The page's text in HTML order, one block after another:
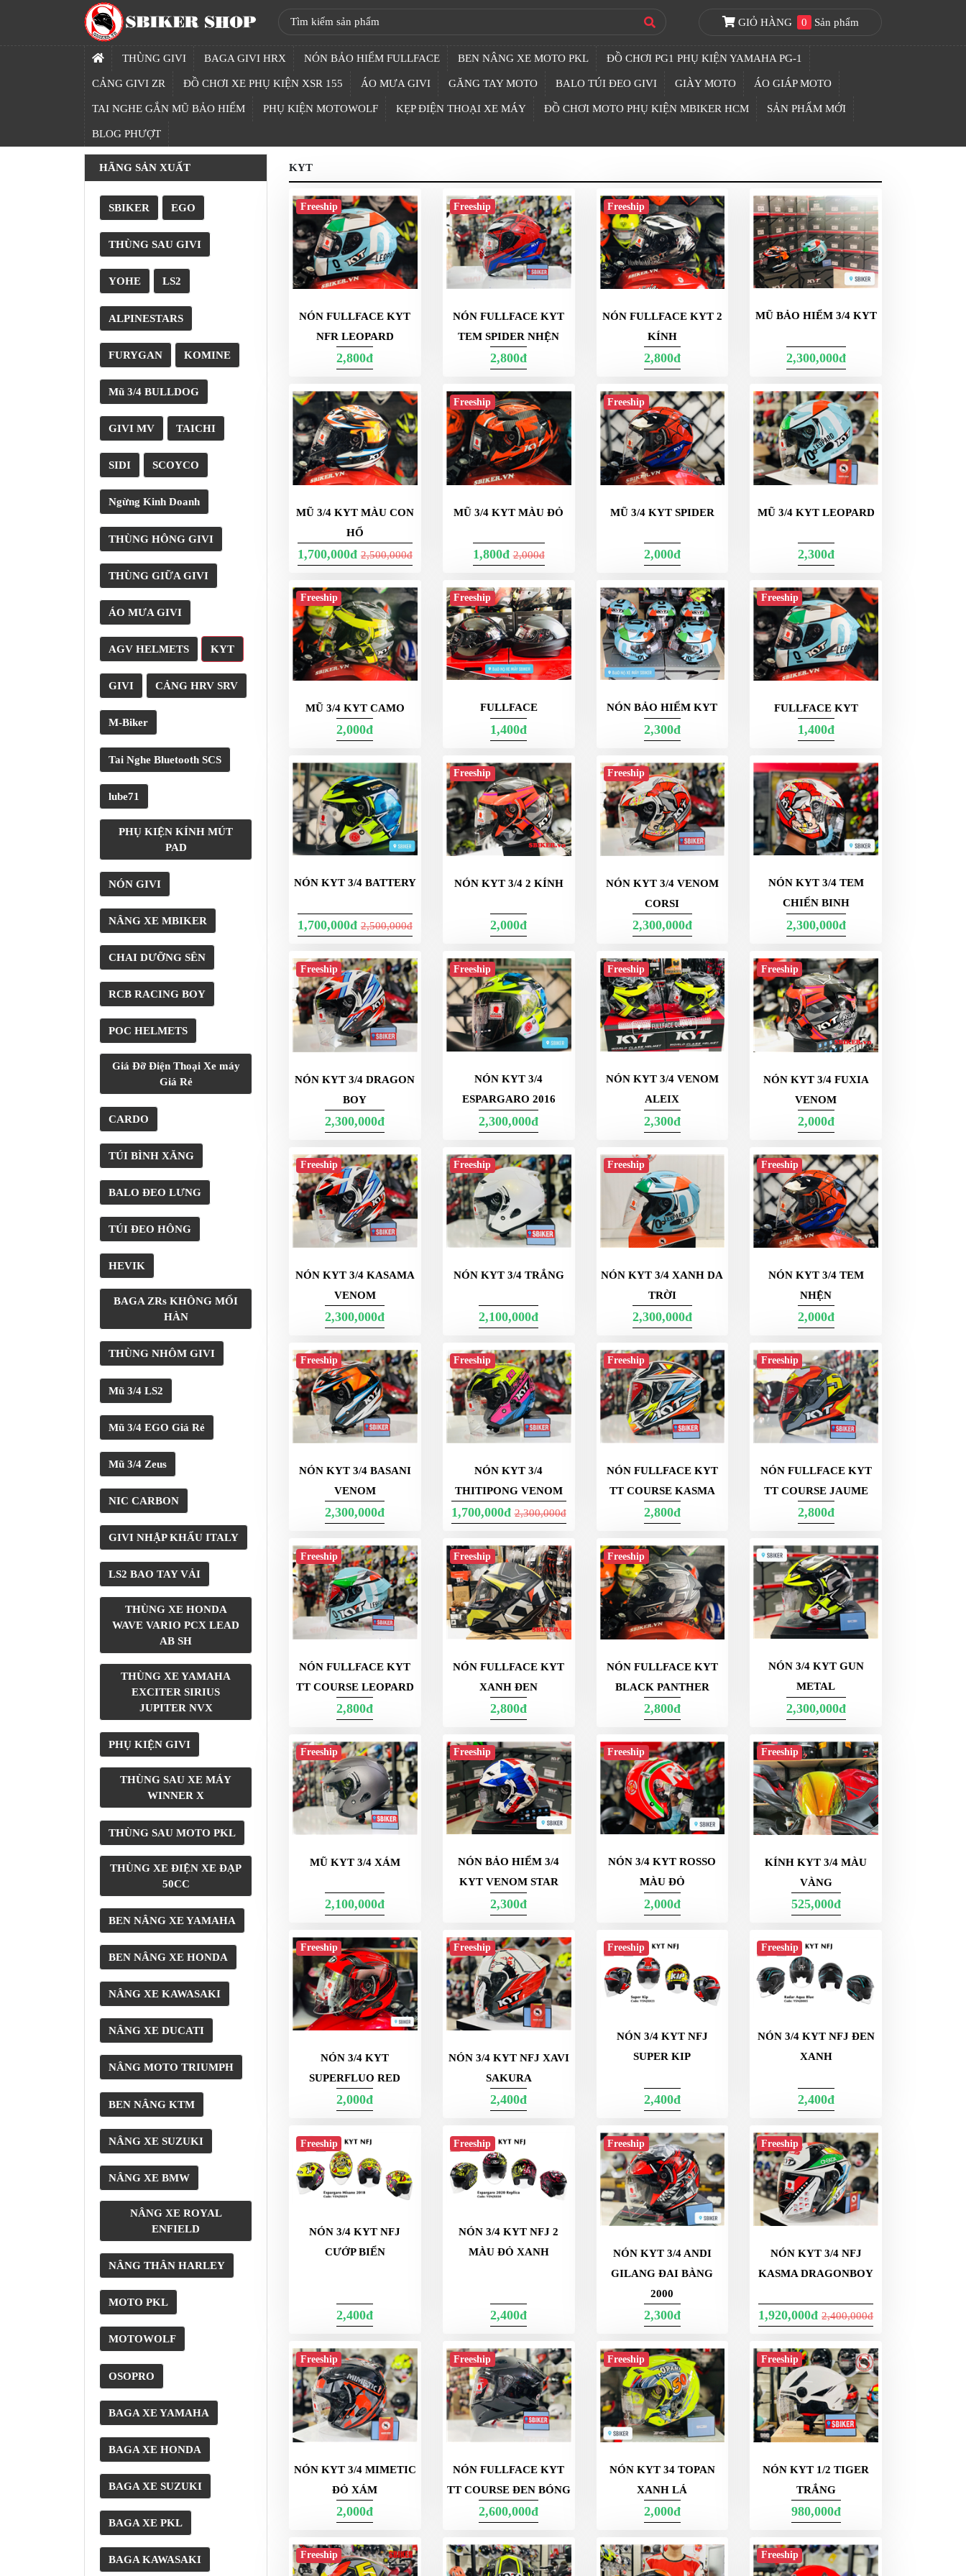
GIỎ HÀNG 0 Sản phẩm
THÙNG GIVI BAGA GIVI HRX NÓN BẢO HIỂM FULLFACE BEN NÂNG XE MOTO PKL ĐỒ CHƠI PG1 PHỤ KIỆN YAMAHA PG-1
CẢNG GIVI ZR ĐỒ CHƠI XE PHỤ KIỆN XSR 155 ÁO MƯA GIVI GĂNG TAY MOTO BALO TÚI ĐEO GIVI GIÀY MOTO ÁO GIÁP MOTO
TAI NGHE GẮN MŨ BẢO HIỂM PHỤ KIỆN MOTOWOLF KẸP ĐIỆN THOẠI XE MÁY ĐỒ CHƠI MOTO PHỤ KIỆN MBIKER HCM SẢN PHẨM MỚI
BLOG PHƯỢT
SBIKER
GIVI
HÃNG SẢN XUẤT
SBIKER EGO
THÙNG SAU GIVI
YOHE LS2
ALPINESTARS
FURYGAN KOMINE
Mũ 3/4 BULLDOG
GIVI MV TAICHI
SIDI SCOYCO
Ngừng Kinh Doanh
THÙNG HÔNG GIVI
THÙNG GIỮA GIVI
ÁO MƯA GIVI
AGV HELMETS KYT
GIVI CẢNG HRV SRV
M-Biker
Tai Nghe Bluetooth SCS
lube71
PHỤ KIỆN KÍNH MÚT
PAD
NÓN GIVI
NÂNG XE MBIKER
CHAI DƯỠNG SÊN
RCB RACING BOY
POC HELMETS
Giá Đỡ Điện Thoại Xe máy
Giá Rẻ
CARDO
TÚI BÌNH XĂNG
BALO ĐEO LƯNG
TÚI ĐEO HÔNG
HEVIK
BAGA ZRs KHÔNG MỐI
HÀN
THÙNG NHÔM GIVI
Mũ 3/4 LS2
Mũ 3/4 EGO Giá Rẻ
Mũ 3/4 Zeus
NIC CARBON
GIVI NHẬP KHẨU ITALY
LS2 BAO TAY VẢI
THÙNG XE HONDA
WAVE VARIO PCX LEAD
AB SH
THÙNG XE YAMAHA
EXCITER SIRIUS
JUPITER NVX
PHỤ KIỆN GIVI
THÙNG SAU XE MÁY
WINNER X
THÙNG SAU MOTO PKL
THÙNG XE ĐIỆN XE ĐẠP
50CC
BEN NÂNG XE YAMAHA
BEN NÂNG XE HONDA
NÂNG XE KAWASAKI
NÂNG XE DUCATI
NÂNG MOTO TRIUMPH
BEN NÂNG KTM
NÂNG XE SUZUKI
NÂNG XE BMW
NÂNG XE ROYAL
ENFIELD
NÂNG THÂN HARLEY
MOTO PKL
MOTOWOLF
OSOPRO
BAGA XE YAMAHA
BAGA XE HONDA
BAGA XE SUZUKI
BAGA XE PKL
BAGA KAWASAKI
KYT
Freeship
NÓN FULLFACE KYT
NFR LEOPARD
2,800đ
Freeship
NÓN FULLFACE KYT
TEM SPIDER NHỆN
2,800đ
Freeship
NÓN FULLFACE KYT 2
KÍNH
2,800đ
MŨ BẢO HIỂM 3/4 KYT
2,300,000đ
MŨ 3/4 KYT MÀU CON
HỔ
1,700,000đ 2,500,000đ
Freeship
MŨ 3/4 KYT MÀU ĐỎ
1,800đ2,000đ
Freeship
MŨ 3/4 KYT SPIDER
2,000đ
MŨ 3/4 KYT LEOPARD
2,300đ
Freeship
MŨ 3/4 KYT CAMO
2,000đ
Freeship
FULLFACE
1,400đ
NÓN BẢO HIỂM KYT
2,300đ
Freeship
FULLFACE KYT
1,400đ
NÓN KYT 3/4 BATTERY
1,700,000đ 2,500,000đ
Freeship
NÓN KYT 3/4 2 KÍNH
2,000đ
Freeship
NÓN KYT 3/4 VENOM
CORSI
2,300,000đ
NÓN KYT 3/4 TEM
CHIẾN BINH
2,300,000đ
Freeship
NÓN KYT 3/4 DRAGON
BOY
2,300,000đ
Freeship
NÓN KYT 3/4
ESPARGARO 2016
2,300,000đ
Freeship
NÓN KYT 3/4 VENOM
ALEIX
2,300đ
Freeship
NÓN KYT 3/4 FUXIA
VENOM
2,000đ
Freeship
NÓN KYT 3/4 KASAMA
VENOM
2,300,000đ
Freeship
NÓN KYT 3/4 TRẮNG
2,100,000đ
Freeship
NÓN KYT 3/4 XANH DA
TRỜI
2,300,000đ
Freeship
NÓN KYT 3/4 TEM
NHỆN
2,000đ
Freeship
NÓN KYT 3/4 BASANI
VENOM
2,300,000đ
Freeship
NÓN KYT 3/4
THITIPONG VENOM
1,700,000đ2,300,000đ
Freeship
NÓN FULLFACE KYT
TT COURSE KASMA
2,800đ
Freeship
NÓN FULLFACE KYT
TT COURSE JAUME
2,800đ
Freeship
NÓN FULLFACE KYT
TT COURSE LEOPARD
2,800đ
Freeship
NÓN FULLFACE KYT
XANH ĐEN
2,800đ
Freeship
NÓN FULLFACE KYT
BLACK PANTHER
2,800đ
NÓN 3/4 KYT GUN
METAL
2,300,000đ
Freeship
MŨ KYT 3/4 XÁM
2,100,000đ
Freeship
NÓN BẢO HIỂM 3/4
KYT VENOM STAR
2,300đ
Freeship
NÓN 3/4 KYT ROSSO
MÀU ĐỎ
2,000đ
Freeship
KÍNH KYT 3/4 MÀU
VÀNG
525,000đ
Freeship
NÓN 3/4 KYT
SUPERFLUO RED
2,000đ
Freeship
NÓN 3/4 KYT NFJ XAVI
SAKURA
2,400đ
Freeship
NÓN 3/4 KYT NFJ
SUPER KIP
2,400đ
Freeship
NÓN 3/4 KYT NFJ ĐEN
XANH
2,400đ
Freeship
NÓN 3/4 KYT NFJ
CƯỚP BIỂN
2,400đ
Freeship
NÓN 3/4 KYT NFJ 2
MÀU ĐỎ XANH
2,400đ
Freeship
NÓN KYT 3/4 ANDI
GILANG ĐAI BÀNG
2000
2,300đ
Freeship
NÓN KYT 3/4 NFJ
KASMA DRAGONBOY
1,920,000đ2,400,000đ
Freeship
NÓN KYT 3/4 MIMETIC
ĐỎ XÁM
2,000đ
Freeship
NÓN FULLFACE KYT
TT COURSE ĐEN BÓNG
2,600,000đ
Freeship
NÓN KYT 34 TOPAN
XANH LÁ
2,000đ
Freeship
NÓN KYT 1/2 TIGER
TRẮNG
980,000đ
Freeship Freeship